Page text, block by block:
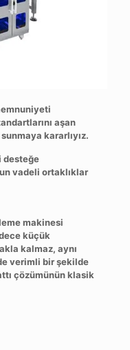
aşan
kararlıyız.
desteğe
vadeli ortaklıklar
makinesi
küçük
kalmaz, aynı
verimli bir şekilde
çözümünün klasik